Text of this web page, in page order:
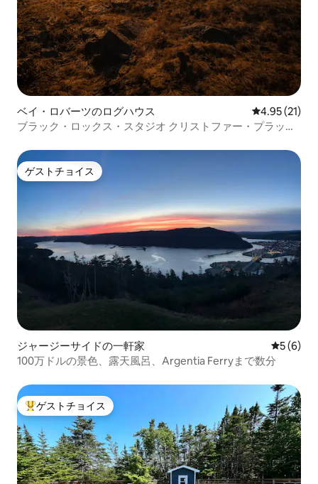
ベイ・ロバーツのログハウス レビュー21
4.95 (21)
ブラック・ロックス・スタジオ クリストファー・プラット
ゲストチョイス
ゲストチョイス
ジャージーサイドの一軒家 レビュー
5 (6)
100万ドルの景色、露天風呂、Argentia Ferryまで数分
大好評のゲストチョイスです。
ゲストチョイス